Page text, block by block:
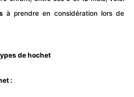
à prendre en considération lors de
de hochet
: